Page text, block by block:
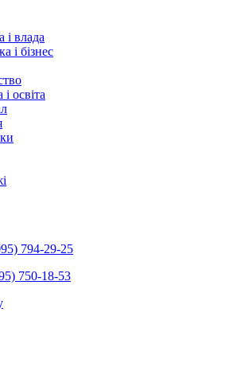
і влада
і бізнес
освіта
794-29-25
750-18-53